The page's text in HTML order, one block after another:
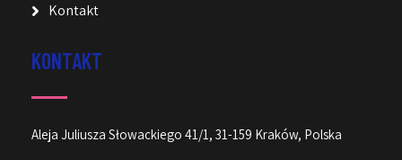
Kontakt
KONTAKT
Aleja Juliusza Słowackiego 41/1, 31-159 Kraków, Polska